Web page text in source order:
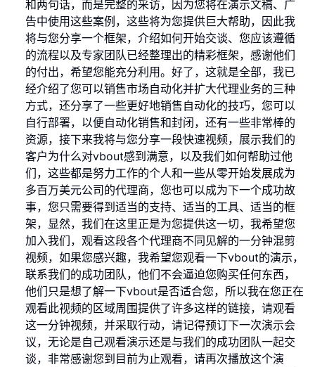
和两句话，而是完整的采访，因为您将在演示文稿、广
告中使用这些案例，这些将为您提供巨大帮助，因此我
将与您分享一个框架，介绍如何开始交谈、您应该遵循
的流程以及专家团队已经整理出的精彩框架，感谢他们
的付出，希望您能充分利用。好了，这就是全部，我已
经介绍了您可以销售市场自动化并扩大代理业务的三种
方式，还分享了一些更好地销售自动化的技巧，您可以
自行部署，以便自动化销售和封闭，还有一些非常棒的
资源，接下来我将与您分享一段快速视频，展示我们的
客户为什么对vbout感到满意，以及我们如何帮助过他
们，这些都是努力工作的个人和一些从零开始发展成为
多百万美元公司的代理商，您也可以成为下一个成功故
事，您只需要得到适当的支持、适当的工具、适当的框
架，显然，我们在这里正是为您提供这一切，我希望您
加入我们，观看这段各个代理商不同见解的一分钟混剪
视频，如果您感兴趣，我希望您观看一下vbout的演示，
联系我们的成功团队，他们不会逼迫您购买任何东西，
他们只是想了解一下vbout是否适合您，所以我在您正在
观看此视频的区域周围提供了许多这样的链接，请观看
这一分钟视频，并采取行动，请记得预订下一次演示会
议，无论是自己观看演示还是与我们的成功团队一起交
谈，非常感谢您到目前为止观看，请再次播放这个演